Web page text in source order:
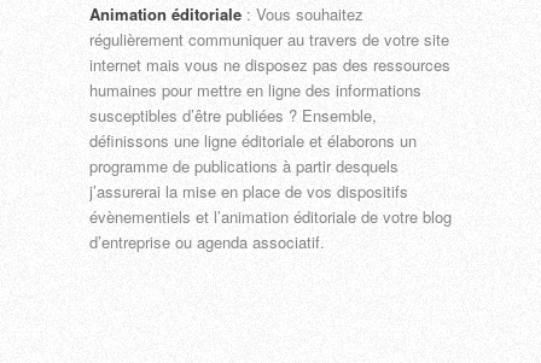
Animation éditoriale : Vous souhaitez
régulièrement communiquer au travers de votre site
internet mais vous ne disposez pas des ressources
humaines pour mettre en ligne des informations
susceptibles d’être publiées ? Ensemble,
définissons une ligne éditoriale et élaborons un
programme de publications à partir desquels
j’assurerai la mise en place de vos dispositifs
évènementiels et l’animation éditoriale de votre blog
d’entreprise ou agenda associatif.